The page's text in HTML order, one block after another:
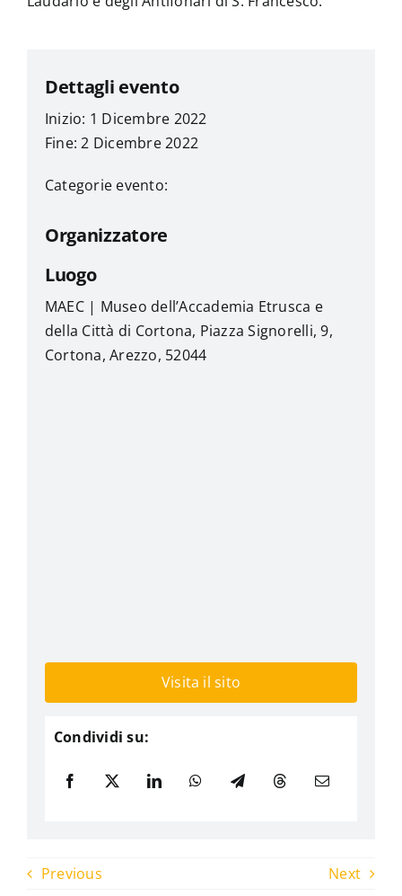
Dettagli evento
Inizio: 1 Dicembre 2022
Fine: 2 Dicembre 2022
Categorie evento:
Organizzatore
Luogo
MAEC | Museo dell’Accademia Etrusca e
della Città di Cortona, Piazza Signorelli, 9,
Cortona, Arezzo, 52044
Visita il sito
Condividi su:
Previous Next